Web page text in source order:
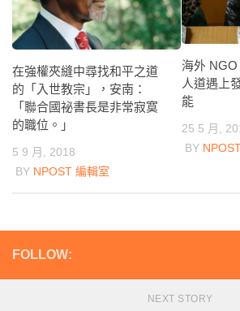
在強權夾縫中尋找和平之道
的「入世教宗」，安南：
「聯合國祕書長是非常寂寞
的職位。」
5 9 月, 2018
BY NPOST 編輯室
海外
人道遇上
能
25 5 月,
BY
FOLLOW:
NEXT STORY